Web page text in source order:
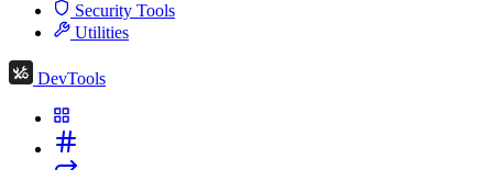
Security Tools
Utilities
DevTools